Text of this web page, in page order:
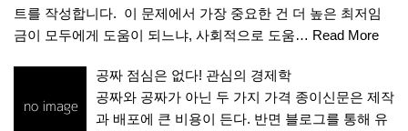
트를 작성합니다. 이 문제에서 가장 중요한 건 더 높은 최저임
금이 모두에게 도움이 되느냐, 사회적으로 도움… Read More
공짜 점심은 없다! 관심의 경제학
공짜와 공짜가 아닌 두 가지 가격 종이신문은 제작
과 배포에 큰 비용이 든다. 반면 블로그를 통해 유